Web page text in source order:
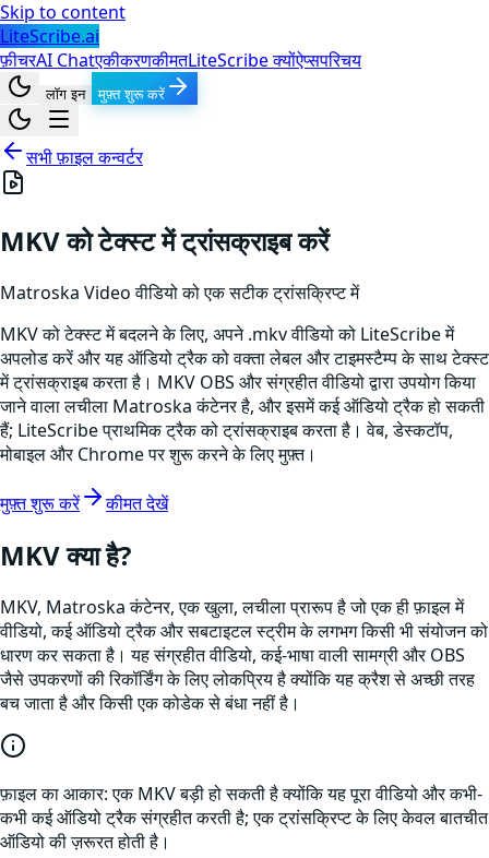
Skip to content
LiteScribe.ai
फ़ीचरAI ChatएकीकरणकीमतLiteScribe क्योंऐप्सपरिचय
लॉग इन मुफ़्त शुरू करें
सभी फ़ाइल कन्वर्टर
MKV को टेक्स्ट में ट्रांसक्राइब करें
Matroska Video वीडियोको एक सटीक ट्रांसक्रिप्ट में
MKV को टेक्स्ट में बदलने के लिए, अपने .mkv वीडियो को LiteScribe में
अपलोड करें और यह ऑडियो ट्रैक को वक्ता लेबल और टाइमस्टैम्प के साथ टेक्स्ट
में ट्रांसक्राइब करता है। MKV OBS और संग्रहीत वीडियो द्वारा उपयोग किया
जाने वाला लचीला Matroska कंटेनर है, और इसमें कई ऑडियो ट्रैक हो सकती
हैं; LiteScribe प्राथमिक ट्रैक को ट्रांसक्राइब करता है। वेब, डेस्कटॉप,
मोबाइल और Chrome पर शुरू करने के लिए मुफ़्त।
मुफ़्त शुरू करें कीमत देखें
MKVक्या है?
MKV, Matroska कंटेनर, एक खुला, लचीला प्रारूप है जो एक ही फ़ाइल में
वीडियो, कई ऑडियो ट्रैक और सबटाइटल स्ट्रीम के लगभग किसी भी संयोजन को
धारण कर सकता है। यह संग्रहीत वीडियो, कई-भाषा वाली सामग्री और OBS
जैसे उपकरणों की रिकॉर्डिंग के लिए लोकप्रिय है क्योंकि यह क्रैश से अच्छी तरह
बच जाता है और किसी एक कोडेक से बंधा नहीं है।
फ़ाइल का आकार:एक MKV बड़ी हो सकती है क्योंकि यह पूरा वीडियो और कभी-
कभी कई ऑडियो ट्रैक संग्रहीत करती है; एक ट्रांसक्रिप्ट के लिए केवल बातचीत
ऑडियो की ज़रूरत होती है।